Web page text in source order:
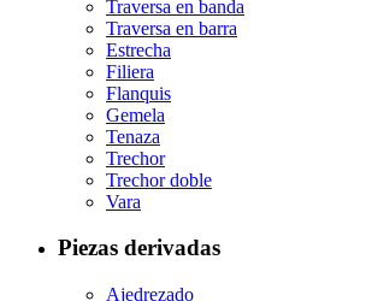
Traversa en banda
Traversa en barra
Estrecha
Filiera
Flanquis
Gemela
Tenaza
Trechor
Trechor doble
Vara
Piezas derivadas
Ajedrezado